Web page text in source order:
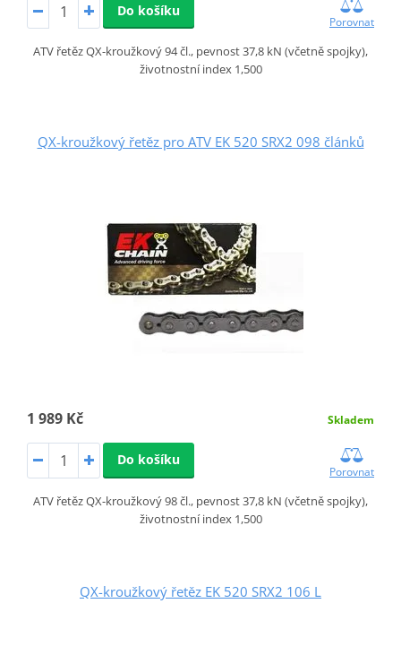
Do košíku
Porovnat
ATV řetěz QX-kroužkový 94 čl., pevnost 37,8 kN (včetně spojky),
životnostní index 1,500
QX-kroužkový řetěz pro ATV EK 520 SRX2 098 článků
1 989 Kč Skladem
Do košíku
Porovnat
ATV řetěz QX-kroužkový 98 čl., pevnost 37,8 kN (včetně spojky),
životnostní index 1,500
QX-kroužkový řetěz EK 520 SRX2 106 L